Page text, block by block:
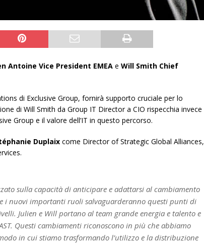
Antoine Vice President EMEA e Will Smith Chief
di Exclusive Group, fornirà supporto cruciale per lo
di Will Smith da Group IT Director a CIO rispecchia invece
Group e il valore dell’IT in questo percorso.
Duplaix come Director of Strategic Global Alliances,
sulla capacità di anticipare e adattarsi al cambiamento
i nuovi importanti ruoli salvaguarderanno questi punti di
Julien e Will portano al team grande energia e talento e
Questi cambiamenti riconoscono in più che abbiamo
in cui stiamo trasformando l’utilizzo e la distribuzione